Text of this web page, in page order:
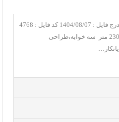
پیش فروش ویلا در نوشهر تاریخ درج فایل : 1404/08/07 کد فایل : 4768
متراژ زمین : 200 متر متراژ بنا : 230 متر سه خوابه،طراحی